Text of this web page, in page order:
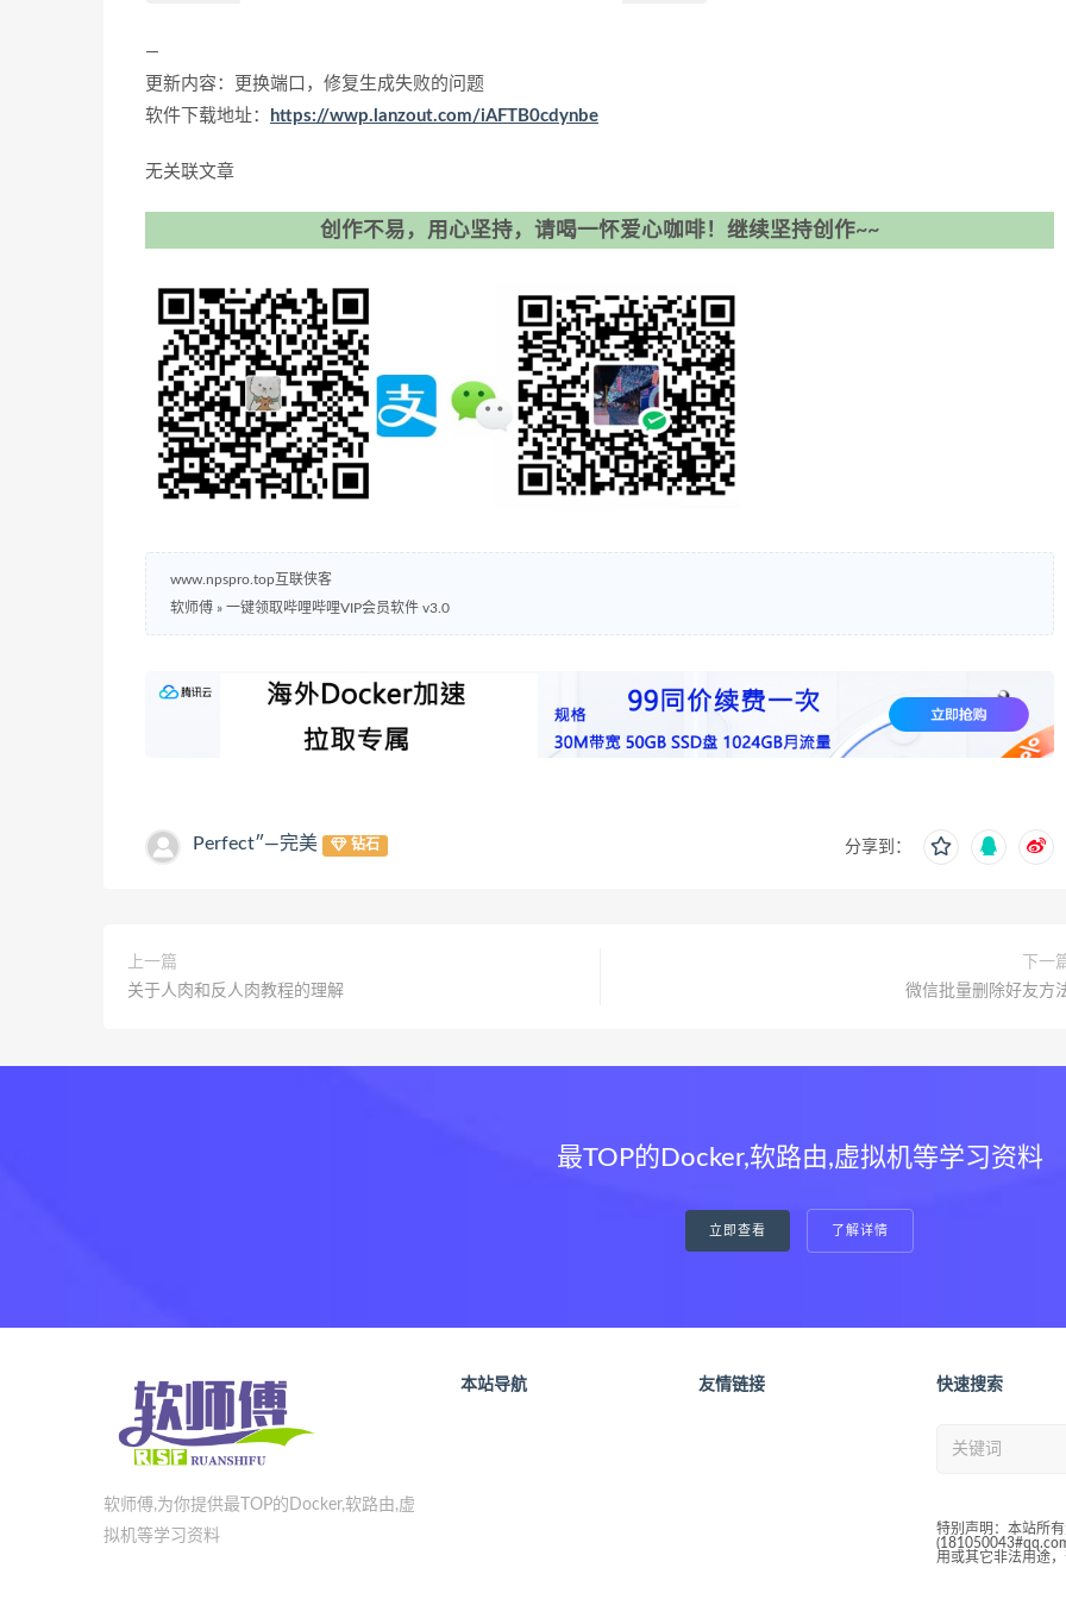
—
更新内容：更换端口，修复生成失败的问题
软件下载地址：
https://wwp.lanzout.com/iAFTB0cdynbe
无关联文章
创作不易，用心坚持，请喝一怀爱心咖啡！继续坚持创作~~
www.npspro.top互联侠客
软师傅 » 一键领取哔哩哔哩VIP会员软件 v3.0
Perfect″—完美 钻石 分享到：
上一篇
关于人肉和反人肉教程的理解
下一
微信批量删除好友方
最TOP的Docker,软路由,虚拟机等学习资料
立即查看 了解详情
软师傅,为你提供最TOP的Docker,软路由,虚
拟机等学习资料
本站导航 友情链接 快速搜索
特别声明：本站所
用或其它非法用途